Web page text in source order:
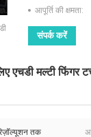
आपूर्ति की क्षमता:
संपर्क करें
एचडी मल्टी फिंगर
तक